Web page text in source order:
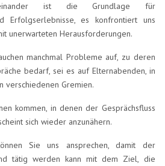
ist die Grundlage für
Erfolgserlebnisse, es konfrontiert uns
unerwarteten Herausforderungen.
manchmal Probleme auf, zu deren
bedarf, sei es auf Elternabenden, in
verschiedenen Gremien.
kommen, in denen der Gesprächsfluss
sich wieder anzunähern.
Sie uns ansprechen, damit der
tätig werden kann mit dem Ziel, die